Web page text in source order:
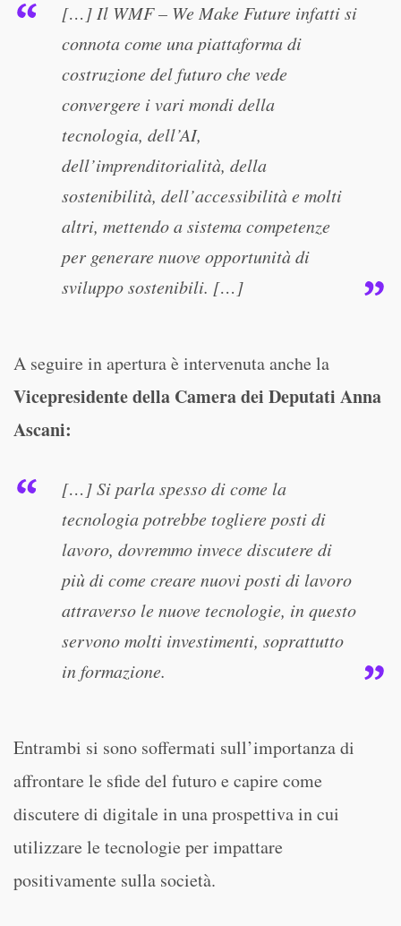
[…] Il WMF – We Make Future infatti si
connota come una piattaforma di
costruzione del futuro che vede
convergere i vari mondi della
tecnologia, dell’AI,
dell’imprenditorialità, della
sostenibilità, dell’accessibilità e molti
altri, mettendo a sistema competenze
per generare nuove opportunità di
sviluppo sostenibili. […]
A seguire in apertura è intervenuta anche la
Vicepresidente della Camera dei Deputati Anna
Ascani:
[…] Si parla spesso di come la
tecnologia potrebbe togliere posti di
lavoro, dovremmo invece discutere di
più di come creare nuovi posti di lavoro
attraverso le nuove tecnologie, in questo
servono molti investimenti, soprattutto
in formazione.
Entrambi si sono soffermati sull’importanza di
affrontare le sfide del futuro e capire come
discutere di digitale in una prospettiva in cui
utilizzare le tecnologie per impattare
positivamente sulla società.